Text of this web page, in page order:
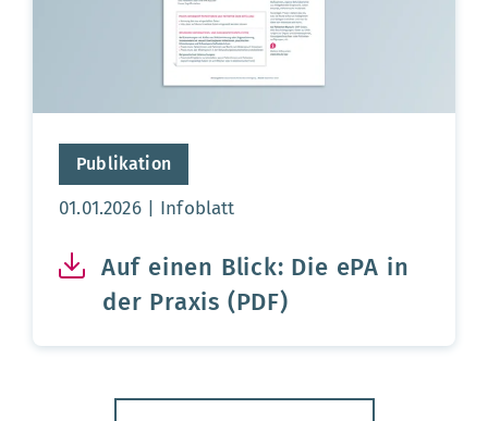
Publikation
Aktualisierungsdatum:
01.01.2026 Infoblatt
Auf einen Blick: Die ePA in
der Praxis (PDF)